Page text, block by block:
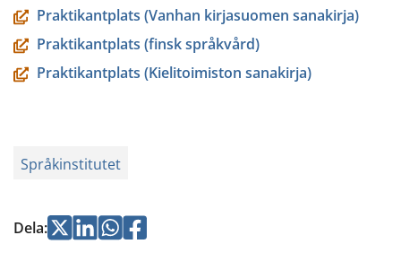
Praktikantplats (Vanhan kirjasuomen sanakirja)
Praktikantplats (finsk språkvård)
Praktikantplats (Kielitoimiston sanakirja)
Språkinstitutet
Dela:Jaa Jaa Jaa
Jaa